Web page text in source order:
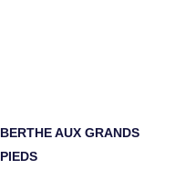
BERTHE AUX GRANDS
PIEDS